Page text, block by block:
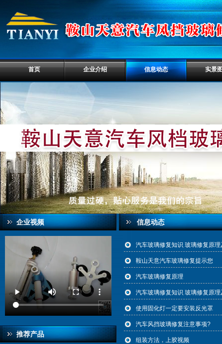
首页 企业介绍 信息动态 实景
企业视频
推荐产品
信息动态
汽车玻璃修复知识 玻璃修复原理
鞍山天意汽车玻璃修复提示您
汽车玻璃修复原理
汽车玻璃修复知识 玻璃修复原理
使用固化灯一定要安装反光罩
汽车风挡玻璃修复注意事项?
组装方法，上胶视频